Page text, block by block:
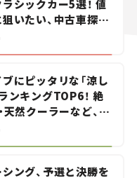
シックカー5選！ 値
いたい、中古車探し
ちょっとイケてるマ
#02
にピッタリな「涼し
ンキングTOP6！ 絶
天然クーラーなど、避
のスポットを紹介
ング、予選と決勝を